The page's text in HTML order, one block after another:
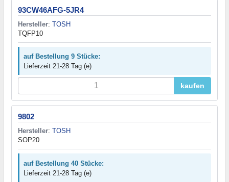
93CW46AFG-5JR4
Hersteller: TOSH
TQFP10
auf Bestellung 9 Stücke:
Lieferzeit 21-28 Tag (e)
kaufen
9802
Hersteller: TOSH
SOP20
auf Bestellung 40 Stücke:
Lieferzeit 21-28 Tag (e)